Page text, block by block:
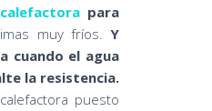
para
muy fríos. Y
cuando el agua
la resistencia.
puesto